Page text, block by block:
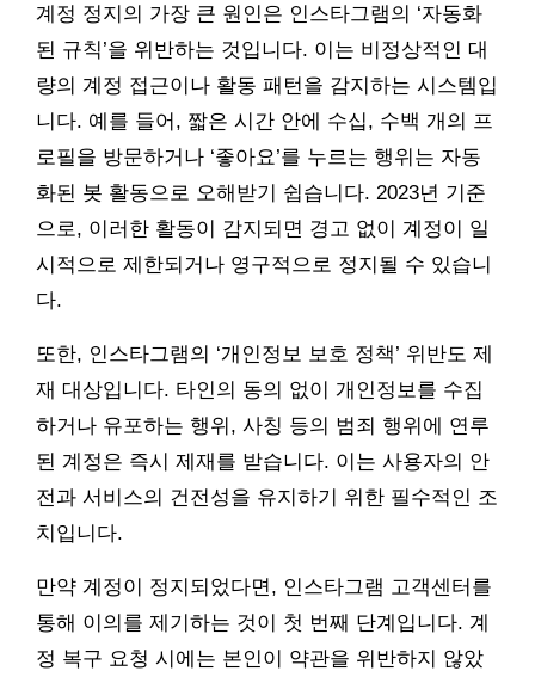
계정 정지의 가장 큰 원인은 인스타그램의 ‘자동화
된 규칙’을 위반하는 것입니다. 이는 비정상적인 대
량의 계정 접근이나 활동 패턴을 감지하는 시스템입
니다. 예를 들어, 짧은 시간 안에 수십, 수백 개의 프
로필을 방문하거나 ‘좋아요’를 누르는 행위는 자동
화된 봇 활동으로 오해받기 쉽습니다. 2023년 기준
으로, 이러한 활동이 감지되면 경고 없이 계정이 일
시적으로 제한되거나 영구적으로 정지될 수 있습니
다.
또한, 인스타그램의 ‘개인정보 보호 정책’ 위반도 제
재 대상입니다. 타인의 동의 없이 개인정보를 수집
하거나 유포하는 행위, 사칭 등의 범죄 행위에 연루
된 계정은 즉시 제재를 받습니다. 이는 사용자의 안
전과 서비스의 건전성을 유지하기 위한 필수적인 조
치입니다.
만약 계정이 정지되었다면, 인스타그램 고객센터를
통해 이의를 제기하는 것이 첫 번째 단계입니다. 계
정 복구 요청 시에는 본인이 약관을 위반하지 않았